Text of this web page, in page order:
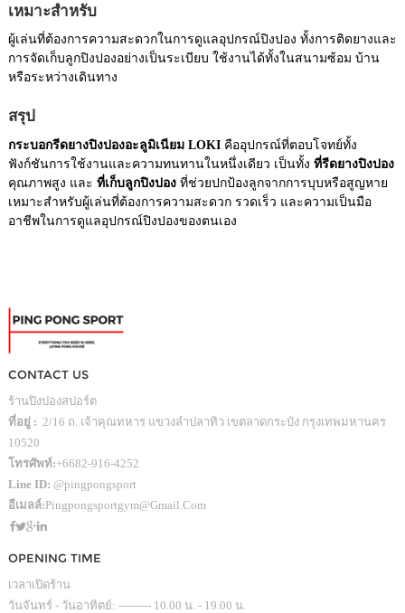
เหมาะสำหรับ
ผู้เล่นที่ต้องการความสะดวกในการดูแลอุปกรณ์ปิงปอง ทั้งการติดยางและ
การจัดเก็บลูกปิงปองอย่างเป็นระเบียบ ใช้งานได้ทั้งในสนามซ้อม บ้าน
หรือระหว่างเดินทาง
สรุป
กระบอกรีดยางปิงปองอะลูมิเนียม LOKI คืออุปกรณ์ที่ตอบโจทย์ทั้ง
ฟังก์ชันการใช้งานและความทนทานในหนึ่งเดียว เป็นทั้ง ที่รีดยางปิงปอง
คุณภาพสูง และ ที่เก็บลูกปิงปอง ที่ช่วยปกป้องลูกจากการบุบหรือสูญหาย
เหมาะสำหรับผู้เล่นที่ต้องการความสะดวก รวดเร็ว และความเป็นมือ
อาชีพในการดูแลอุปกรณ์ปิงปองของตนเอง
CONTACT US
ร้านปิงปองสปอร์ต
ที่อยู่ : 2/16 ถ. เจ้าคุณทหาร แขวงลำปลาทิว เขตลาดกระบัง กรุงเทพมหานคร
10520
โทรศัพท์:+6682-916-4252
Line ID: @pingpongsport
อีเมลล์:Pingpongsportgym@gmail.com
OPENING TIME
เวลาเปิดร้าน
วันจันทร์ - วันอาทิตย์: --------- 10.00 น. - 19.00 น.